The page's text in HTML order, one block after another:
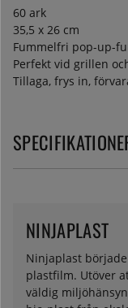
60 ark
35,5 x 26 cm
Fummelfri pop-up-
Perfekt vid grillen
Tillaga, frys in,
Ninjaplast
plastfilm. Utöver
väldig
NINJAPLAST